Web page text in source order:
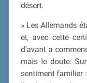
désert.
» Les Allemands
et, avec cette
d’avant a
mais le doute.
sentiment familier